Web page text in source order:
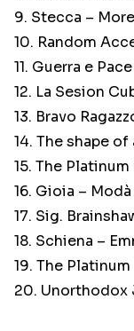
9. Stecca –
10. Random
11. Guerra e
12. La Sesion
13. Bravo
14. The shape
15. The
16. Gioia – Modà
17. Sig.
18. Schiena –
19. The
20. Unorthodox